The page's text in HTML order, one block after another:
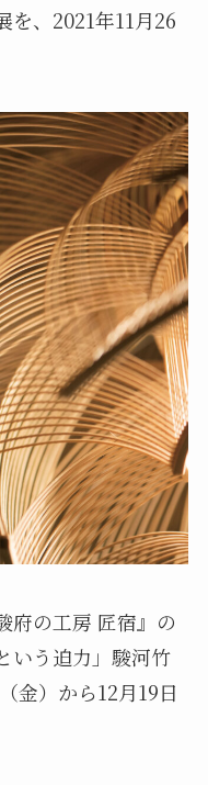
を、2021年11月26
府の工房 匠宿』の
いう迫力」駿河竹
金）から12月19日